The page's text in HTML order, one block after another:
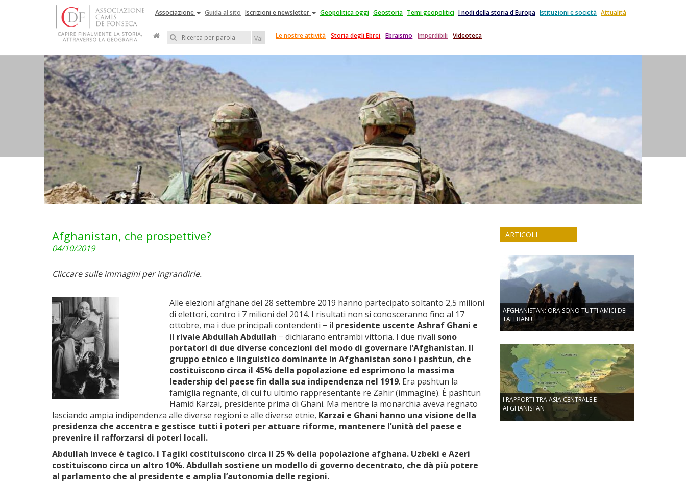
Associazione Guida al sito Iscrizioni e newsletter Geopolitica oggi Geostoria Temi geopolitici I nodi della storia d'Europa Istituzioni e società Attualità
Vai Le nostre attività Storia degli Ebrei Ebraismo Imperdibili Videoteca
Afghanistan, che prospettive?
04/10/2019
Cliccare sulle immagini per ingrandirle.
Alle elezioni afghane del 28 settembre 2019 hanno partecipato soltanto 2,5 milioni
di elettori, contro i 7 milioni del 2014. I risultati non si conosceranno fino al 17
ottobre, ma i due principali contendenti − il presidente uscente Ashraf Ghani e
il rivale Abdullah Abdullah − dichiarano entrambi vittoria. I due rivali sono
portatori di due diverse concezioni del modo di governare l’Afghanistan. Il
gruppo etnico e linguistico dominante in Afghanistan sono i pashtun, che
costituiscono circa il 45% della popolazione ed esprimono la massima
leadership del paese fin dalla sua indipendenza nel 1919. Era pashtun la
famiglia regnante, di cui fu ultimo rappresentante re Zahir (immagine). È pashtun
Hamid Karzai, presidente prima di Ghani. Ma mentre la monarchia aveva regnato
lasciando ampia indipendenza alle diverse regioni e alle diverse etnie, Karzai e Ghani hanno una visione della
presidenza che accentra e gestisce tutti i poteri per attuare riforme, mantenere l’unità del paese e
prevenire il rafforzarsi di poteri locali.
Abdullah invece è tagico. I Tagiki costituiscono circa il 25 % della popolazione afghana. Uzbeki e Azeri
costituiscono circa un altro 10%. Abdullah sostiene un modello di governo decentrato, che dà più potere
al parlamento che al presidente e amplia l’autonomia delle regioni.
ARTICOLI
AFGHANISTAN: ORA SONO TUTTI AMICI DEI
TALEBANI!
I RAPPORTI TRA ASIA CENTRALE E
AFGHANISTAN